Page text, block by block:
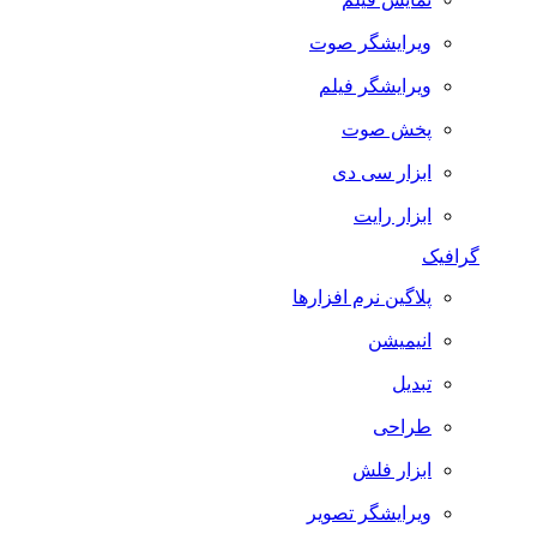
ویرایشگر صوت
ویرایشگر فیلم
پخش صوت
ابزار سی دی
ابزار رایت
گرافیک
پلاگین نرم افزارها
انیمیشن
تبدیل
طراحی
ابزار فلش
ویرایشگر تصویر